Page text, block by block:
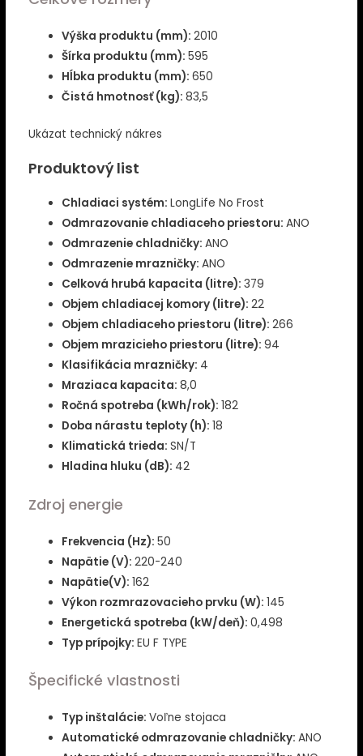
Výška produktu (mm): 2010
Šírka produktu (mm): 595
Hĺbka produktu (mm): 650
Čistá hmotnosť (kg): 83,5
Ukázat technický nákres
Produktový list
Chladiaci systém: LongLife No Frost
Odmrazovanie chladiaceho priestoru: ANO
Odmrazenie chladničky: ANO
Odmrazenie mrazničky: ANO
Celková hrubá kapacita (litre): 379
Objem chladiacej komory (litre): 22
Objem chladiaceho priestoru (litre): 266
Objem mrazicieho priestoru (litre): 94
Klasifikácia mrazničky: 4
Mraziaca kapacita: 8,0
Ročná spotreba (kWh/rok): 182
Doba nárastu teploty (h): 18
Klimatická trieda: SN/T
Hladina hluku (dB): 42
Zdroj energie
Frekvencia (Hz): 50
Napätie (V): 220-240
Napätie(V): 162
Výkon rozmrazovacieho prvku (W): 145
Energetická spotreba (kW/deň): 0,498
Typ prípojky: EU F TYPE
Špecifické vlastnosti
Typ inštalácie: Voľne stojaca
Automatické odmrazovanie chladničky: ANO